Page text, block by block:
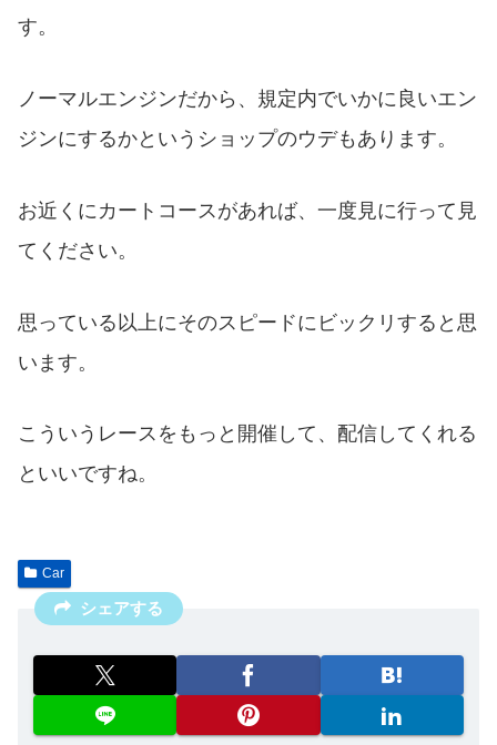
す。
ノーマルエンジンだから、規定内でいかに良いエン
ジンにするかというショップのウデもあります。
お近くにカートコースがあれば、一度見に行って見
てください。
思っている以上にそのスピードにビックリすると思
います。
こういうレースをもっと開催して、配信してくれる
といいですね。
Car
シェアする